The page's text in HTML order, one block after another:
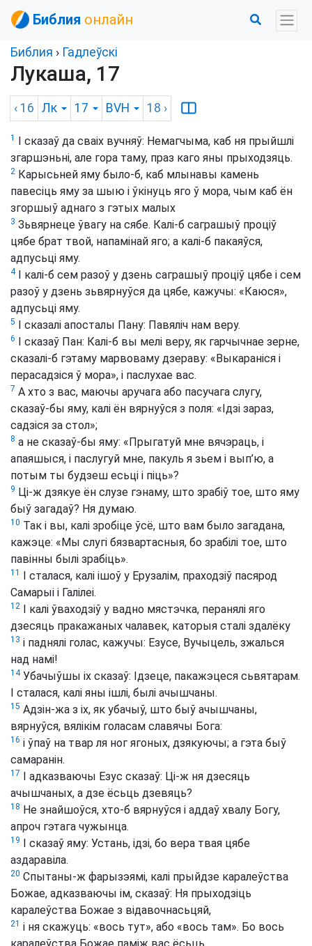
Библия онлайн
Библия › Гадлеўскі
Лукаша, 17
‹ 16 Лк 17 BVH 18 ›
1
І сказаў да сваіх вучняў: Немагчыма, каб ня прыйшлі
згаршэньні, але гора таму, праз каго яны прыходзяць.
2 Карысьней яму было-б, каб млынавы камень
павесіць яму за шыю і ўкінуць яго ў мора, чым каб ён
згоршыў аднаго з гэтых малых
3 Зьвярнеце ўвагу на сябе. Калі-б саграшыў проціў
цябе брат твой, напамінай яго; а калі-б пакаяўся,
адпусьці яму.
4І калі-б сем разоў у дзень саграшыў проціў цябе і сем
разоў у дзень зьвярнуўся да цябе, кажучы: «Каюся»,
адпусьці яму.
5 І сказалі апосталы Пану: Павяліч нам веру.
6
І сказаў Пан: Калі-б вы мелі веру, як гарчычнае зерне,
сказалі-б гэтаму марвоваму дзераву: «Выкараніся і
перасадзіся ў мора», і паслухае вас.
7 А хто з вас, маючы аручага або пасучага слугу,
сказаў-бы яму, калі ён вярнуўся з поля: «Ідзі зараз,
садзіся за стол»;
8 а не сказаў-бы яму: «Прыгатуй мне вячэраць, і
апаяшыся, і паслугуй мне, пакуль я зьем і вып’ю, а
потым ты будзеш есьці і піць»?
9 Ці-ж дзякуе ён слузе гэнаму, што зрабіў тое, што яму
быў загадаў? Ня думаю.
10 Так і вы, калі зробіце ўсё, што вам было загадана,
кажэце: «Мы слугі бязвартасныя, бо зрабілі тое, што
павінны былі зрабіць».
11
І сталася, калі ішоў у Ерузалім, праходзіў пасярод
Самарыі і Галілеі.
12
І калі ўваходзіў у вадно мястэчка, перанялі яго
дзесяць пракажаных чалавек, каторыя сталі здалёку
13 і паднялі голас, кажучы: Езусе, Вучыцель, зжалься
над намі!
14Убачыўшы іх сказаў: Ідзеце, пакажэцеся сьвятарам.
І сталася, калі яны ішлі, былі ачышчаны.
15 Адзін-жа з іх, як убачыў, што быў ачышчаны,
вярнуўся, вялікім голасам славячы Бога:
16 і ўпаў на твар ля ног ягоных, дзякуючы; а гэта быў
самаранін.
17
І адказваючы Езус сказаў: Ці-ж ня дзесяць
ачышчаных, а дзе ёсьць дзевяць?
18 Не знайшоўся, хто-б вярнуўся і аддаў хвалу Богу,
апроч гэтага чужынца.
19
І сказаў яму: Устань, ідзі, бо вера твая цябе
аздаравіла.
20 Спытаны-ж фарызэямі, калі прыйдзе каралеўства
Божае, адказваючы ім, сказаў: Ня прыходзіць
каралеўства Божае з відавочнасьцяй,
21 і ня скажуць: «вось тут», або «вось там». Бо вось